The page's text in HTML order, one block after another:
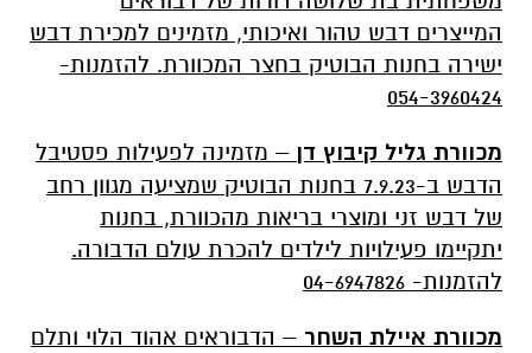
המייצרים דבש טהור ואיכותי, מזמינים למכירת דבש
ישירה בחנות הבוטיק בחצר המכוורת. להזמנות-
054-3960424
מכוורת גליל קיבוץ דן – מזמינה לפעילות פסטיבל
הדבש ב-7.9.23 בחנות הבוטיק שמציעה מגוון רחב
של דבש זני ומוצרי בריאות מהכוורת, בחנות
יתקיימו פעילויות לילדים להכרת עולם הדבורה.
להזמנות- 04-6947826
מכוורת איילת השחר – הדבוראים אהוד הלוי ותלם